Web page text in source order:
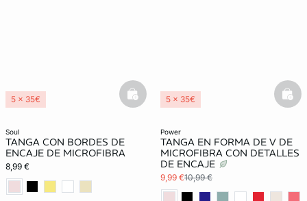
soul
TANGA CON BORDES DE
ENCAJE DE MICROFIBRA
8,99 €
5 x 35€
basketfull
power
TANGA EN FORMA DE V DE
MICROFIBRA CON DETALLES
DE ENCAJE
9,99 €10,99 €
5 x 35€